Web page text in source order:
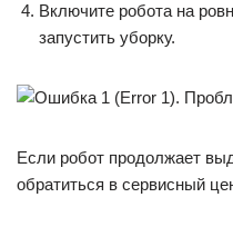
Включите робота на
запустить уборку.
Если робот продолжает
обратиться в сервисный